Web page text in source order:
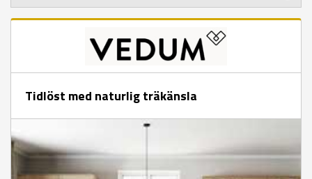
Tidlöst med naturlig träkänsla